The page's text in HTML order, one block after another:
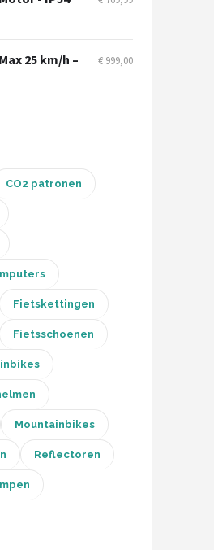
25 km/h –
€ 999,00
CO2 patronen
Fietskettingen
Fietsschoenen
Mountainbikes
Reflectoren